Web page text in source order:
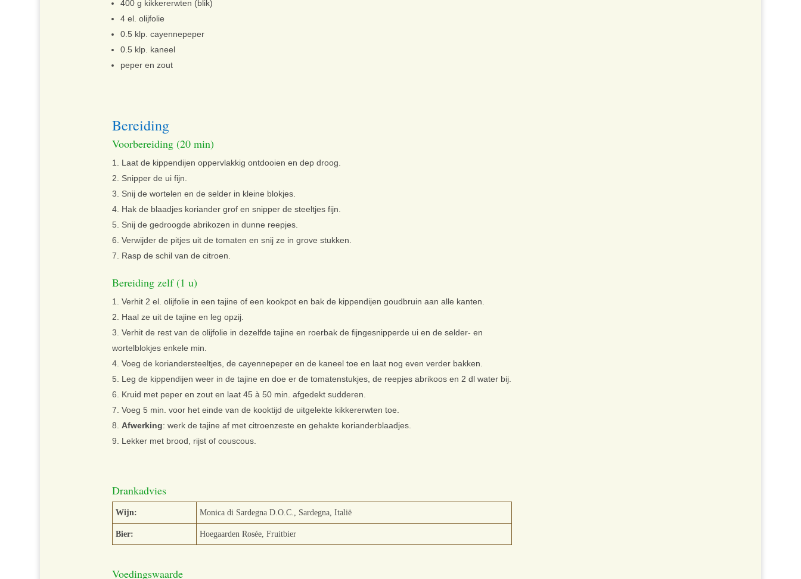
400 g kikkererwten (blik)
4 el. olijfolie
0.5 klp. cayennepeper
0.5 klp. kaneel
peper en zout
Bereiding
Voorbereiding (20 min)
Laat de kippendijen oppervlakkig ontdooien en dep droog.
Snipper de ui fijn.
Snij de wortelen en de selder in kleine blokjes.
Hak de blaadjes koriander grof en snipper de steeltjes fijn.
Snij de gedroogde abrikozen in dunne reepjes.
Verwijder de pitjes uit de tomaten en snij ze in grove stukken.
Rasp de schil van de citroen.
Bereiding zelf (1 u)
Verhit 2 el. olijfolie in een tajine of een kookpot en bak de kippendijen goudbruin aan alle kanten.
Haal ze uit de tajine en leg opzij.
Verhit de rest van de olijfolie in dezelfde tajine en roerbak de fijngesnipperde ui en de selder- en
wortelblokjes enkele min.
Voeg de koriandersteeltjes, de cayennepeper en de kaneel toe en laat nog even verder bakken.
Leg de kippendijen weer in de tajine en doe er de tomatenstukjes, de reepjes abrikoos en 2 dl water bij.
Kruid met peper en zout en laat 45 à 50 min. afgedekt sudderen.
Voeg 5 min. voor het einde van de kooktijd de uitgelekte kikkererwten toe.
Afwerking: werk de tajine af met citroenzeste en gehakte korianderblaadjes.
Lekker met brood, rijst of couscous.
Drankadvies
Wijn: Monica di Sardegna D.O.C., Sardegna, Italië
Bier: Hoegaarden Rosée, Fruitbier
Voedingswaarde